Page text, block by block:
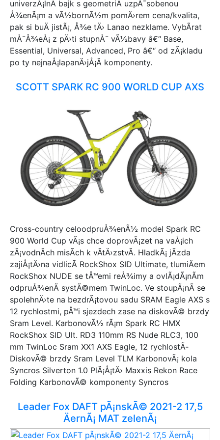
Bianchi
Kreativ
Injusa
Excelsior
Coral
Harry
Pinarello
Devron
Coppi
Core
Woom
Frozen
Monochrome
Bottecchia
Winora
Agang
Look
Head
Crussis
FORCE
Cossack
RoyalBaby
Academy
Colony
NUKEPROOF
RADIO
Whistle
univerzÃ¡lnÃ­ bajk s geometriÃ­ uzpÅ¯sobenou
Å¾enÃ¡m a vÃ½bornÃ½m pomÄ›rem cena/kvalita,
pak si buÄ jistÃ¡, Å¾e tÄ› Lanao nezklame. VybÃ­rat
mÅ¯Å¾eÅ¡ z pÄ›ti stupnÅ¯ vÃ½bavy â€“ Base,
Essential, Universal, Advanced, Pro â€“ od zÃ¡kladu
po ty nejnaÅ¡lapanÄ›jÅ¡Ã­ komponenty.
SCOTT SPARK RC 900 WORLD CUP AXS
Cross-country celoodpruÅ¾enÃ½ model Spark RC
900 World Cup vÃ¡s chce doprovÃ¡zet na vaÅ¡ich
zÃ¡vodnÃ­ch misÃ­ch k vÃ­tÄ›zstvÃ­. HladkÃ¡ jÃ­zda
zajiÅ¡tÄ›na vidlicÃ­ RockShox SID Ultimate, tlumiÄem
RockShox NUDE se tÅ™emi reÅ¾imy a ovlÃ¡dÃ¡nÃ­m
odpruÅ¾enÃ­ systÃ©mem TwinLoc. Ve stoupÃ¡nÃ­ se
spolehnÄ›te na bezdrÃ¡tovou sadu SRAM Eagle AXS s
12 rychlostmi, pÅ™i sjezdech zase na diskovÃ© brzdy
Sram Level. KarbonovÃ½ rÃ¡m Spark RC HMX
RockShox SID Ult. RD3 110mm RS Nude RLC3, 100
mm TwinLoc Sram XX1 AXS Eagle, 12 rychlostÃ­
DiskovÃ© brzdy Sram Level TLM KarbonovÃ¡ kola
Syncros Silverton 1.0 PlÃ¡Å¡tÄ› Maxxis Rekon Race
Folding KarbonovÃ© komponenty Syncros
Leader Fox DAFT pÃ¡nskÃ© 2021-2 17,5
ÄernÃ¡ MAT zelenÃ¡